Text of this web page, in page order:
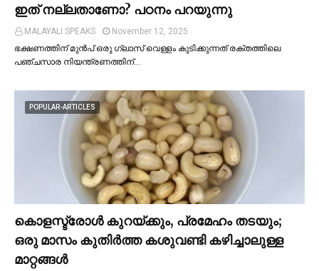
ഇത് നല്ലതാണോ? പഠനം പറയുന്നു
MALAYALI SPEAKS
November 12, 2025
ഭക്ഷണത്തിന് മുന്‍പ് ഒരു ഗ്ലാസ് വെള്ളം കുടിക്കുന്നത് രക്തത്തിലെ
പഞ്ചസാര നിയന്ത്രണത്തിന്…
POPULAR-ARTICLES
കൊളസ്ട്രോള്‍ കുറയ്ക്കും, പ്രമേഹം തടയും;
ഒരു മാസം കുതിര്‍ത്ത കശുവണ്ടി കഴിച്ചാലുള്ള
മാറ്റങ്ങള്‍